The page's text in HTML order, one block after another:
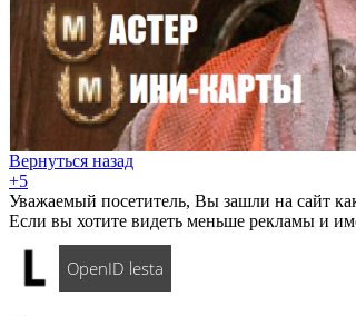
Вернуться назад
+5
Уважаемый посетитель, Вы зашли на сайт
Если вы хотите видеть меньше рекламы и
OpenID lesta